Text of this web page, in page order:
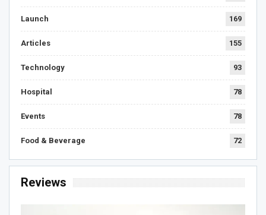
Launch 169
Articles 155
Technology 93
Hospital 78
Events 78
Food & Beverage 72
Reviews